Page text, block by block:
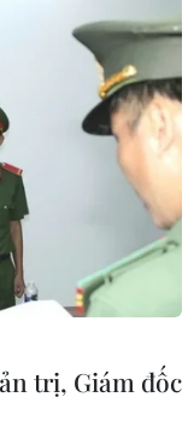
trị, Giám đốc